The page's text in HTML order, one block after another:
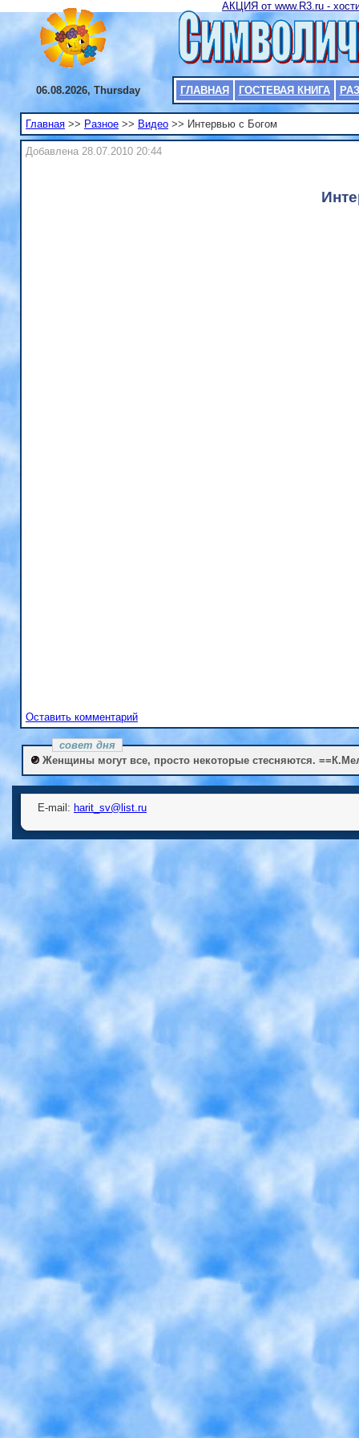
АКЦИЯ от www.R3.ru -
06.08.2026, Thursday ГЛАВНАЯ ГОСТЕВАЯ КНИГА
Главная >> Разное >> Видео >> Интервью с Богом
Добавлена 28.07.2010 20:44
Оставить комментарий
совет дня
Женщины могут все, просто некоторые стесняются.
E-mail: harit_sv@list.ru